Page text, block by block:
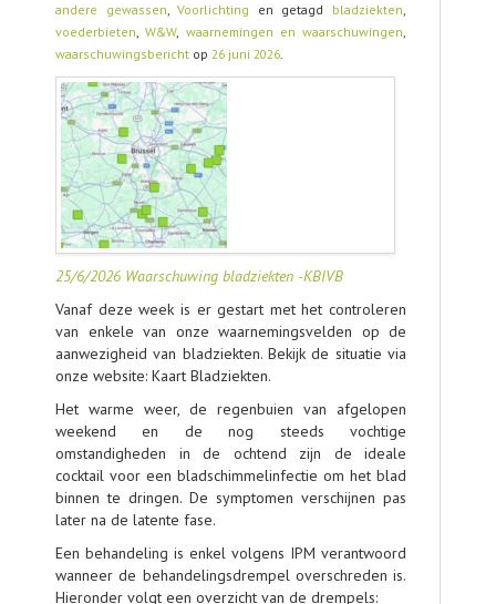
TOOLS
AGENDA
OVER LCV
CONTACT
andere gewassen,Voorlichting en getagd bladziekten,
voederbieten,W&W, waarnemingen en waarschuwingen,
waarschuwingsbericht op 26 juni 2026.
25/6/2026 Waarschuwing bladziekten -KBIVB
Vanaf deze week is er gestart met het controleren
van enkele van onze waarnemingsvelden op de
aanwezigheid van bladziekten. Bekijk de situatie via
onze website: Kaart Bladziekten.
Het warme weer, de regenbuien van afgelopen
weekend en de nog steeds vochtige
omstandigheden in de ochtend zijn de ideale
cocktail voor een bladschimmelinfectie om het blad
binnen te dringen. De symptomen verschijnen pas
later na de latente fase.
Een behandeling is enkel volgens IPM verantwoord
wanneer de behandelingsdrempel overschreden is.
Hieronder volgt een overzicht van de drempels: